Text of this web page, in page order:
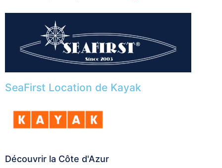
SeaFirst Location de Kayak
Découvrir la Côte d'Azur